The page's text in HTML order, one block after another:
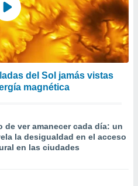
del Sol jamás vistas
magnética
de ver amanecer cada día: un
la desigualdad en el acceso
en las ciudades